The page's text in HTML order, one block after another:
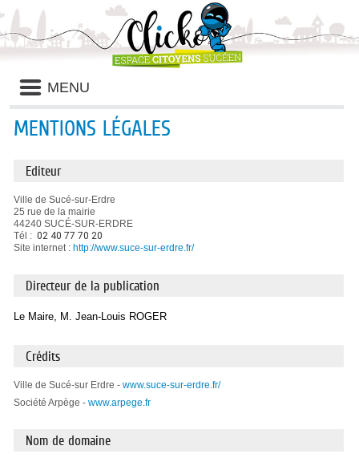
Liste
des
avertissements
MENU
MENTIONS LÉGALES
Editeur
Ville de Sucé-sur-Erdre
25 rue de la mairie
44240 SUCÉ-SUR-ERDRE
Tél : 02 40 77 70 20
Site internet : http://www.suce-sur-erdre.fr/
Directeur de la publication
Le Maire, M. Jean-Louis ROGER
Crédits
Ville de Sucé-sur Erdre - www.suce-sur-erdre.fr/
Société Arpège - www.arpege.fr
Nom de domaine